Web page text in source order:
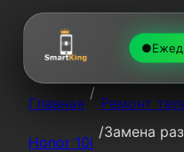
●
Главная
/
Ремонт
Honor 10i
/Замена